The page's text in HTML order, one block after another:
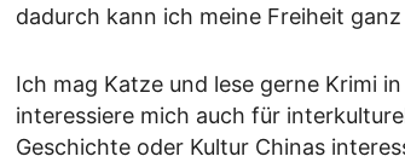
dadurch kann ich meine Freiheit
Ich mag Katze und lese gerne Krimi
interessiere mich auch für
Geschichte oder Kultur Chinas